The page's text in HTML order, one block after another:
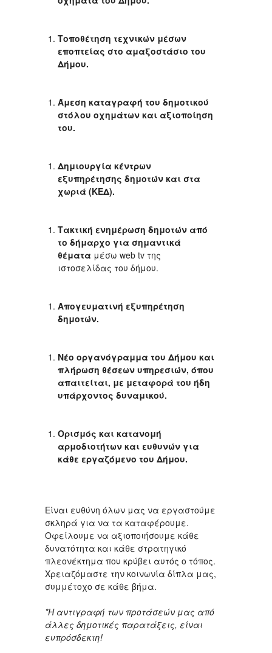
Τοποθέτηση τεχνικών μέσων
εποπτείας στο αμαξοστάσιο του
Δήμου.
Άμεση καταγραφή του δημοτικού
στόλου οχημάτων και αξιοποίηση
του.
Δημιουργία κέντρων
εξυπηρέτησης δημοτών και στα
χωριά (ΚΕΔ).
Τακτική ενημέρωση δημοτών από
το δήμαρχο για σημαντικά
θέματα μέσω web tv της
ιστοσελίδας του δήμου.
Απογευματινή εξυπηρέτηση
δημοτών.
Νέο οργανόγραμμα του Δήμου και
πλήρωση θέσεων υπηρεσιών, όπου
απαιτείται, με μεταφορά του ήδη
υπάρχοντος δυναμικού.
Ορισμός και κατανομή
αρμοδιοτήτων και ευθυνών για
κάθε εργαζόμενο του Δήμου.
Είναι ευθύνη όλων μας να εργαστούμε
σκληρά για να τα καταφέρουμε.
Οφείλουμε να αξιοποιήσουμε κάθε
δυνατότητα και κάθε στρατηγικό
πλεονέκτημα που κρύβει αυτός ο τόπος.
Χρειαζόμαστε την κοινωνία δίπλα μας,
συμμέτοχο σε κάθε βήμα.
*Η αντιγραφή των προτάσεών μας από
άλλες δημοτικές παρατάξεις, είναι
ευπρόσδεκτη!